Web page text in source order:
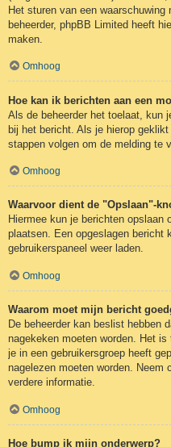
Het sturen van een
beheerder, phpBB Limited heeft
maken.
Omhoog
Hoe kan ik berichten aan een
Als de beheerder het toelaat, kun
bij het bericht. Als je hierop
stappen volgen om de melding te
Omhoog
Waarvoor dient de "Opslaan"-
Hiermee kun je berichten
plaatsen. Een opgeslagen bericht
gebruikerspaneel weer laden.
Omhoog
Waarom moet mijn bericht
De beheerder kan beslist hebben
nagekeken moeten worden. Het
je in een gebruikersgroep heeft
nagelezen moeten worden. Neem
verdere informatie.
Omhoog
Hoe bump ik mijn onderwerp?